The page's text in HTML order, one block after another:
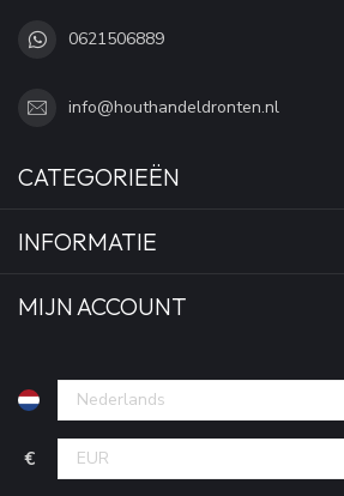
0621506889
info@houthandeldronten.nl
CATEGORIEËN
INFORMATIE
MIJN ACCOUNT
€